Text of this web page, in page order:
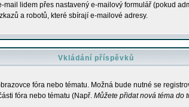
lidem přes nastavený e-mailový formulář (pokud
a robotů, které sbírají e-mailové adresy.
Vkládání příspěvků
fóra nebo tématu. Možná bude nutné se
fóra nebo tématu (Např. Můžete přidat nová téma do